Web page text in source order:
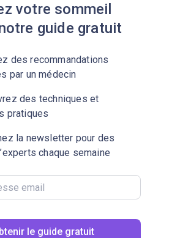
votre sommeil
guide gratuit
le guide gratuit
des recommandations
par un médecin
des techniques et
pratiques
la newsletter pour des
chaque semaine